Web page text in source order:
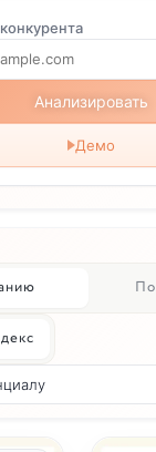
Анализировать
Демо